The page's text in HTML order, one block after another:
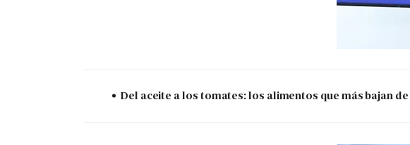
Del aceite a los tomates: los alimentos que más bajan